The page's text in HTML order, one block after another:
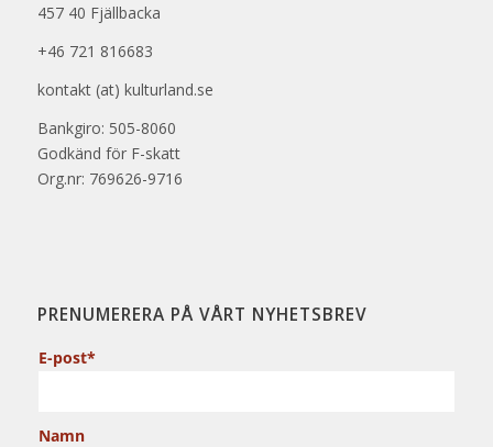
457 40 Fjällbacka
+46 721 816683
kontakt (at) kulturland.se
Bankgiro: 505-8060
Godkänd för F-skatt
Org.nr: 769626-9716
PRENUMERERA PÅ VÅRT NYHETSBREV
E-post*
Namn